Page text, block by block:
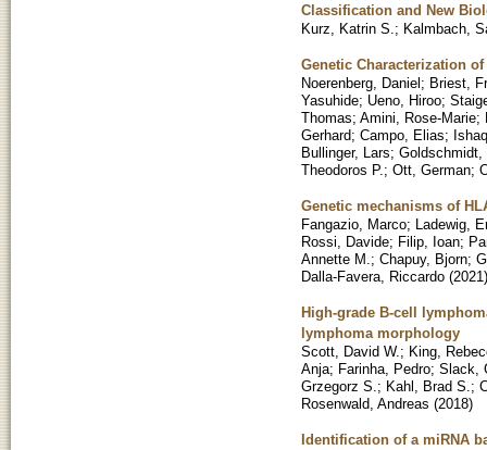
Classification and New
Kurz, Katrin S. ; Kalmbach,
Genetic Characterization
Noerenberg, Daniel; Briest,
Yasuhide; Ueno, Hiroo;
Thomas; Amini, Rose-Marie;
Gerhard; Campo, Elias;
Bullinger, Lars; Goldschmidt,
Theodoros P. ; Ott, German;
Genetic mechanisms of
Fangazio, Marco; Ladewig,
Rossi, Davide; Filip, Ioan;
Annette M. ; Chapuy, Bjorn;
Dalla-Favera, Riccardo (2021)
High-grade B-cell
lymphoma morphology
Scott, David W. ; King,
Anja; Farinha, Pedro; Slack,
Grzegorz S. ; Kahl, Brad S. ;
Rosenwald, Andreas (2018)
Identification of a miRNA